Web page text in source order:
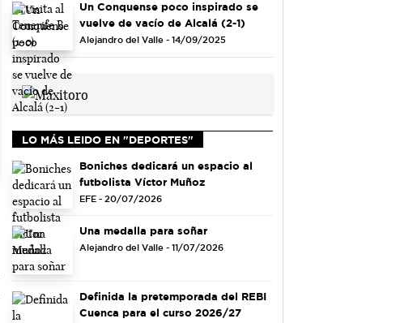
Un Conquense poco inspirado se
vuelve de vacío de Alcalá (2-1)
Alejandro del Valle - 14/09/2025
LO MÁS LEIDO EN "DEPORTES"
Boniches dedicará un espacio al
futbolista Víctor Muñoz
EFE - 20/07/2026
Una medalla para soñar
Alejandro del Valle - 11/07/2026
Definida la pretemporada del REBI
Cuenca para el curso 2026/27